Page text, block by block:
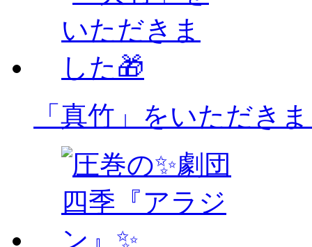
「真竹」をいただき